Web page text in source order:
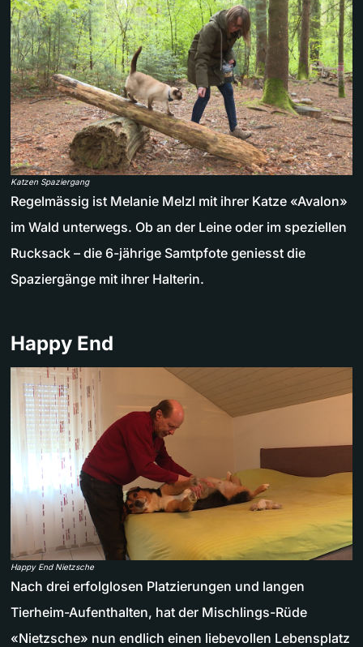
Katzen Spaziergang
Regelmässig ist Melanie Melzl mit ihrer Katze «Avalon»
im Wald unterwegs. Ob an der Leine oder im speziellen
Rucksack – die 6-jährige Samtpfote geniesst die
Spaziergänge mit ihrer Halterin.
Happy End
Happy End Nietzsche
Nach drei erfolglosen Platzierungen und langen
Tierheim-Aufenthalten, hat der Mischlings-Rüde
«Nietzsche» nun endlich einen liebevollen Lebensplatz